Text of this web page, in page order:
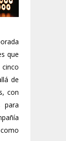
que
de
con
para